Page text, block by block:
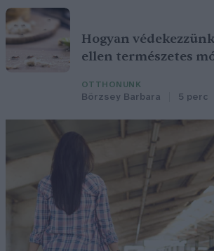
Hogyan
ellen természetes
OTTHONUNK
Börzsey Barbara 5 perc